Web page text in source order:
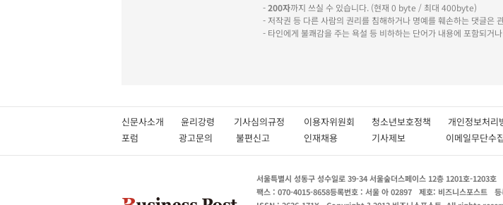
-200자까지 쓰실 수 있습니다. (현재 0 byte / 최대 400byte)
- 저작권 등 다른 사람의 권리를 침해하거나 명예를 훼손하는 댓글은
- 타인에게 불쾌감을 주는 욕설 등 비하하는 단어가 내용에 포함되거
신문사소개 윤리강령 기사심의규정 이용자위원회 청소년보호정책 개인정보
포럼
광고문의 불편신고 인재채용 기사제보 이메일무단수
서울특별시 성동구 성수일로 39-34 서울숲더스페이스 12층 1201호-1203호
팩스 : 070-4015-8658등록번호 : 서울 아 02897 제호: 비즈니스포스트